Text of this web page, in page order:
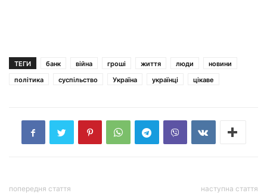
ТЕГИ банк війна гроші життя люди
новини
політика
суспільство Україна українці цікаве
попередня стаття наступна стаття